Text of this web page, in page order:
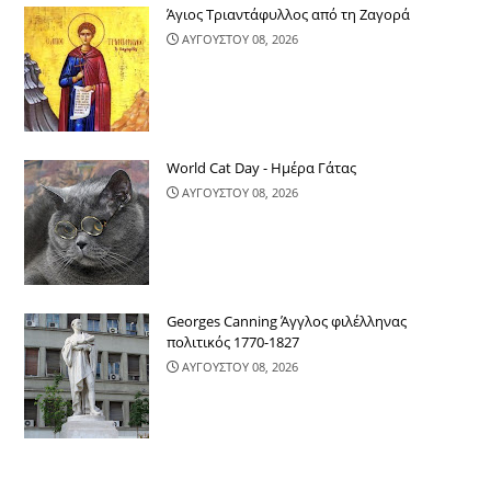
Άγιος Τριαντάφυλλος από τη Ζαγορά
ΑΥΓΟΥΣΤΟΥ 08, 2026
World Cat Day - Ημέρα Γάτας
ΑΥΓΟΥΣΤΟΥ 08, 2026
Georges Canning Άγγλος φιλέλληνας
πολιτικός 1770-1827
ΑΥΓΟΥΣΤΟΥ 08, 2026